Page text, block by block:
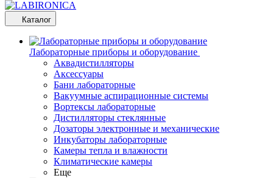
Каталог
Лабораторные приборы и оборудование
Аквадистилляторы
Аксессуары
Бани лабораторные
Вакуумные аспирационные системы
Вортексы лабораторные
Дистилляторы стеклянные
Дозаторы электронные и механические
Инкубаторы лабораторные
Камеры тепла и влажности
Климатические камеры
Еще